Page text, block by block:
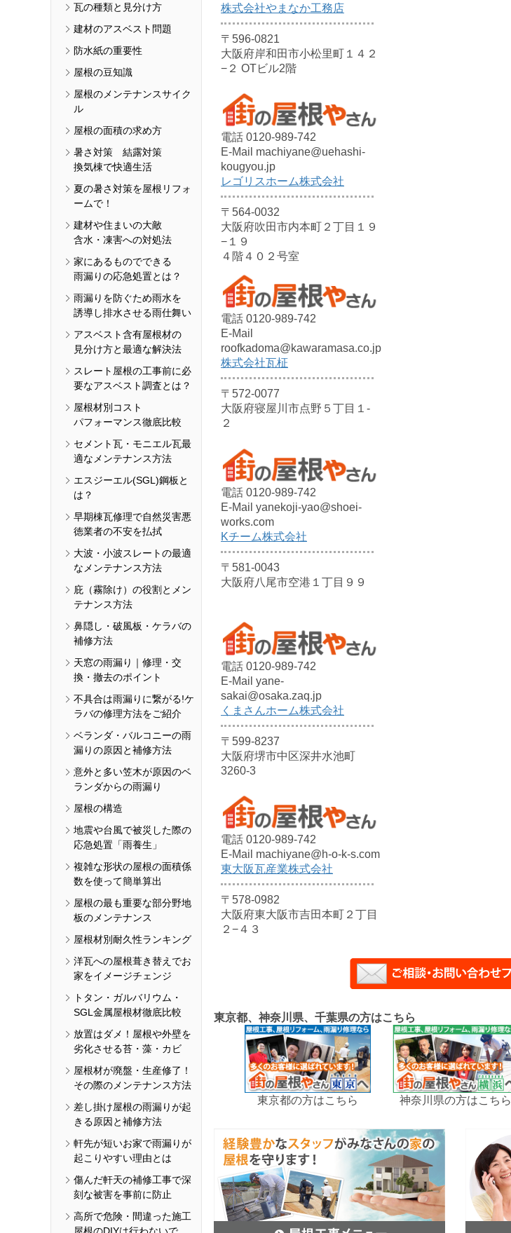
瓦の種類と見分け方
建材のアスベスト問題
防水紙の重要性
屋根の豆知識
屋根のメンテナンスサイク
ル
屋根の面積の求め方
暑さ対策 結露対策
換気棟で快適生活
夏の暑さ対策を屋根リフォ
ームで！
建材や住まいの大敵
含水・凍害への対処法
家にあるものでできる
雨漏りの応急処置とは？
雨漏りを防ぐため雨水を
誘導し排水させる雨仕舞い
アスベスト含有屋根材の
見分け方と最適な解決法
スレート屋根の工事前に必
要なアスベスト調査とは？
屋根材別コスト
パフォーマンス徹底比較
セメント瓦・モニエル瓦最
適なメンテナンス方法
エスジーエル(SGL)鋼板と
は？
早期棟瓦修理で自然災害悪
徳業者の不安を払拭
大波・小波スレートの最適
なメンテナンス方法
庇（霧除け）の役割とメン
テナンス方法
鼻隠し・破風板・ケラバの
補修方法
天窓の雨漏り｜修理・交
換・撤去のポイント
不具合は雨漏りに繋がる!ケ
ラバの修理方法をご紹介
ベランダ・バルコニーの雨
漏りの原因と補修方法
意外と多い笠木が原因のベ
ランダからの雨漏り
屋根の構造
地震や台風で被災した際の
応急処置「雨養生」
複雑な形状の屋根の面積係
数を使って簡単算出
屋根の最も重要な部分野地
板のメンテナンス
屋根材別耐久性ランキング
洋瓦への屋根葺き替えでお
家をイメージチェンジ
トタン・ガルバリウム・
SGL金属屋根材徹底比較
放置はダメ！屋根や外壁を
劣化させる苔・藻・カビ
屋根材が廃盤・生産修了！
その際のメンテナンス方法
差し掛け屋根の雨漏りが起
きる原因と補修方法
軒先が短いお家で雨漏りが
起こりやすい理由とは
傷んだ軒天の補修工事で深
刻な被害を事前に防止
高所で危険・間違った施工
屋根のDIYは行わないで
株式会社やまなか工務店
〒596-0821
大阪府岸和田市小松里町１４２
−２ OTビル2階
電話 0120-989-742
E-Mail machiyane@uehashi-
kougyou.jp
レゴリスホーム株式会社
〒564-0032
大阪府吹田市内本町２丁目１９
−１９
４階４０２号室
電話 0120-989-742
E-Mail
roofkadoma@kawaramasa.co.jp
株式会社瓦柾
〒572-0077
大阪府寝屋川市点野５丁目１-
２
電話 0120-989-742
E-Mail yanekoji-yao@shoei-
works.com
Kチーム株式会社
〒581-0043
大阪府八尾市空港１丁目９９
電話 0120-989-742
E-Mail yane-
sakai@osaka.zaq.jp
くまさんホーム株式会社
〒599-8237
大阪府堺市中区深井水池町
3260-3
電話 0120-989-742
E-Mail machiyane@h-o-k-s.com
東大阪瓦産業株式会社
〒578-0982
大阪府東大阪市吉田本町２丁目
２−４３
東京都、神奈川県、千葉県の方はこちら
東京都の方はこちら 神奈川県の方はこちら